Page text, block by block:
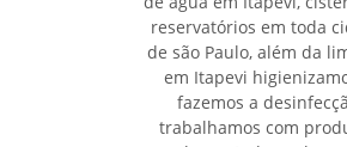
reservatórios em toda
de são Paulo, além da
em Itapevi
fazemos a
trabalhamos com